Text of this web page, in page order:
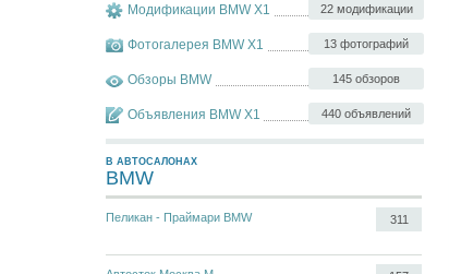
22 модификации
Модификации BMW X1
13 фотографий
Фотогалерея BMW X1
145 обзоров
Обзоры BMW
440 объявлений
Объявления BMW X1
В АВТОСАЛОНАХ
BMW
Пеликан - Праймари BMW 311